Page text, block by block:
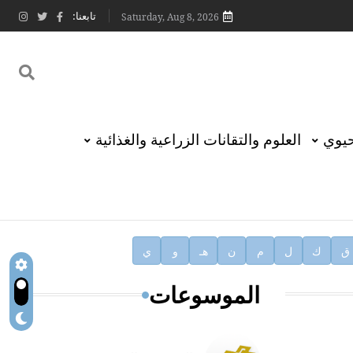
Saturday, Aug 8, 2026 تابعنا:
العلوم والتقانات الزراعية والغذائية
ق ك ل م ن هـ و ي
الموسوعات